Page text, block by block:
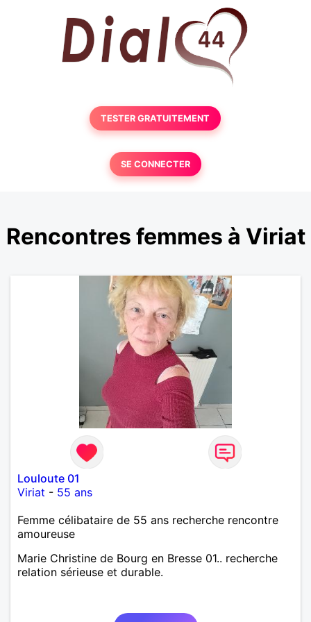
TESTER GRATUITEMENT
SE CONNECTER
Rencontres femmes à Viriat
Louloute 01
Viriat - 55 ans
Femme célibataire de 55 ans recherche rencontre
amoureuse
Marie Christine de Bourg en Bresse 01.. recherche
relation sérieuse et durable.